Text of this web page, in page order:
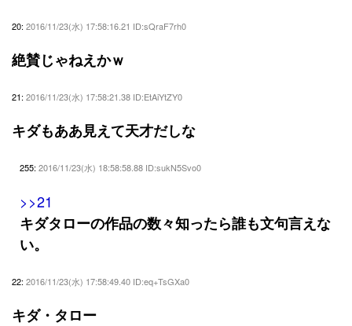
20: 2016/11/23(水) 17:58:16.21 ID:sQraF7rh0
絶賛じゃねえかｗ
21: 2016/11/23(水) 17:58:21.38 ID:EtAiYtZY0
キダもああ見えて天才だしな
255: 2016/11/23(水) 18:58:58.88 ID:sukN5Svo0
>>21
キダタローの作品の数々知ったら誰も文句言えな
い。
22: 2016/11/23(水) 17:58:49.40 ID:eq+TsGXa0
キダ・タロー